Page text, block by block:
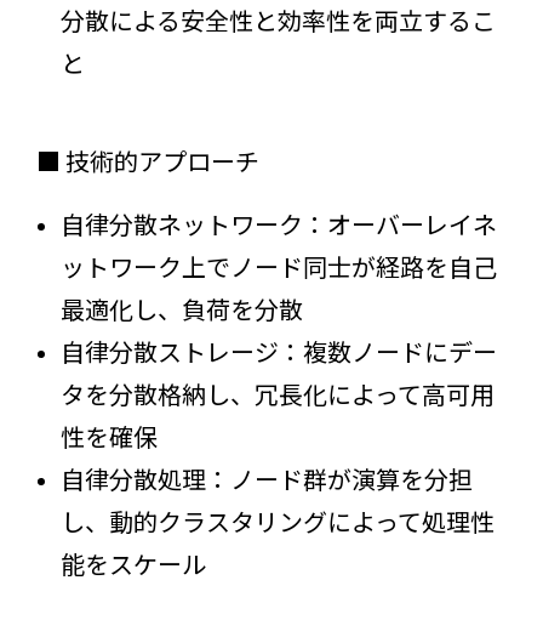
分散による安全性と効率性を両立するこ
と
■ 技術的アプローチ
自律分散ネットワーク：オーバーレイネ
ットワーク上でノード同士が経路を自己
最適化し、負荷を分散
自律分散ストレージ：複数ノードにデー
タを分散格納し、冗長化によって高可用
性を確保
自律分散処理：ノード群が演算を分担
し、動的クラスタリングによって処理性
能をスケール